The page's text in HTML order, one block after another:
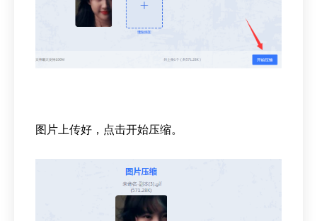
图片上传好，点击开始压缩。